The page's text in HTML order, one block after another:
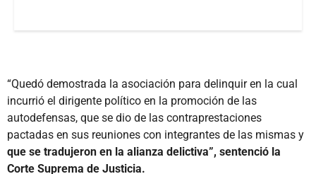
“Quedó demostrada la asociación para delinquir en la cual
incurrió el dirigente político en la promoción de las
autodefensas, que se dio de las contraprestaciones
pactadas en sus reuniones con integrantes de las mismas y
que se tradujeron en la alianza delictiva”, sentenció la
Corte Suprema de Justicia.